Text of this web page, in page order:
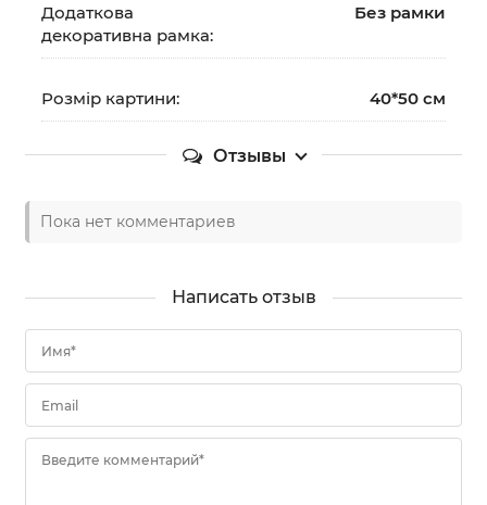
Додаткова
декоративна рамка:
Без рамки
Розмір картини: 40*50 см
Отзывы
Пока нет комментариев
Написать отзыв
Имя*
Email
Введите комментарий*